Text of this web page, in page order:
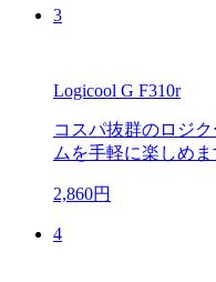
3
Logicool G F310r
コスパ抜群のロジ
ムを手軽に楽しめま
2,860円
4